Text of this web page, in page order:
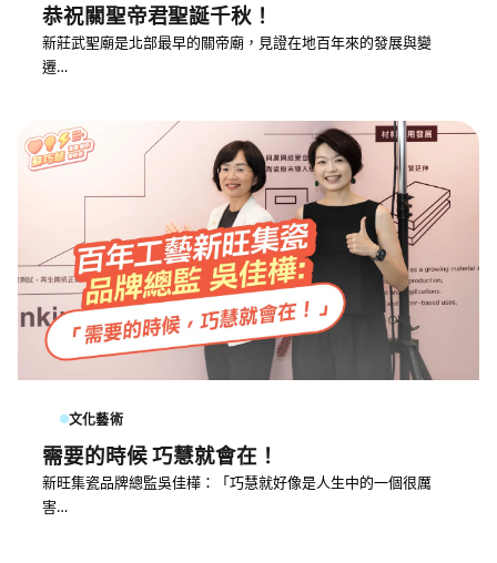
恭祝關聖帝君聖誕千秋！
新莊武聖廟是北部最早的關帝廟，見證在地百年來的發展與變
遷…
文化藝術
需要的時候 巧慧就會在！
新旺集瓷品牌總監吳佳樺：「巧慧就好像是人生中的一個很厲
害…